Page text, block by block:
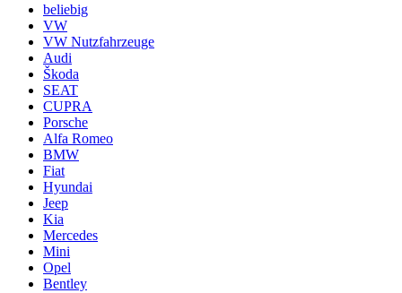
beliebig
VW
VW Nutzfahrzeuge
Audi
Škoda
SEAT
CUPRA
Porsche
Alfa Romeo
BMW
Fiat
Hyundai
Jeep
Kia
Mercedes
Mini
Opel
Bentley